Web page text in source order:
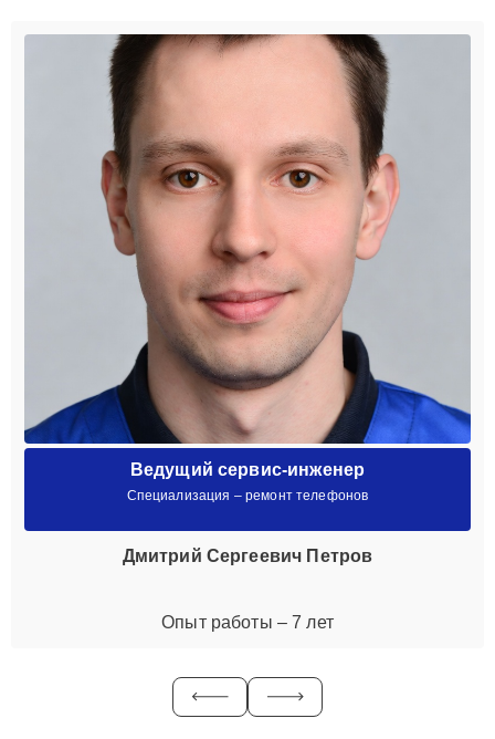
Ведущий сервис-инженер
Специализация – ремонт телефонов
Дмитрий Сергеевич Петров
Опыт работы – 7 лет